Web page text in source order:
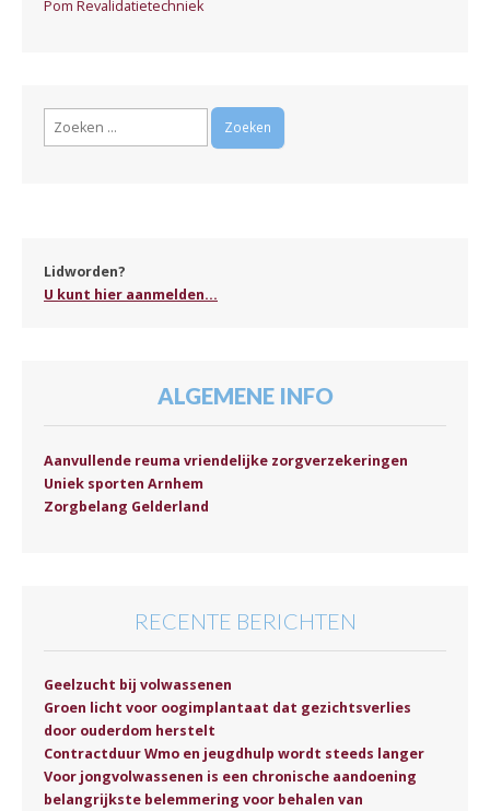
Pom Revalidatietechniek
Zoeken
Lidworden?
U kunt hier aanmelden...
ALGEMENE INFO
Aanvullende reuma vriendelijke zorgverzekeringen
Uniek sporten Arnhem
Zorgbelang Gelderland
RECENTE BERICHTEN
Geelzucht bij volwassenen
Groen licht voor oogimplantaat dat gezichtsverlies
door ouderdom herstelt
Contractduur Wmo en jeugdhulp wordt steeds langer
Voor jongvolwassenen is een chronische aandoening
belangrijkste belemmering voor behalen van